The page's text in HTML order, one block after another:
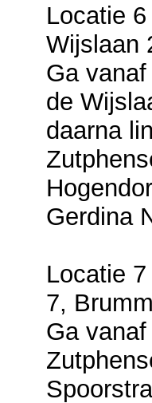
Locatie
Wijslaan
Ga
de
daarna
Gerdina
Locatie
7,
Ga